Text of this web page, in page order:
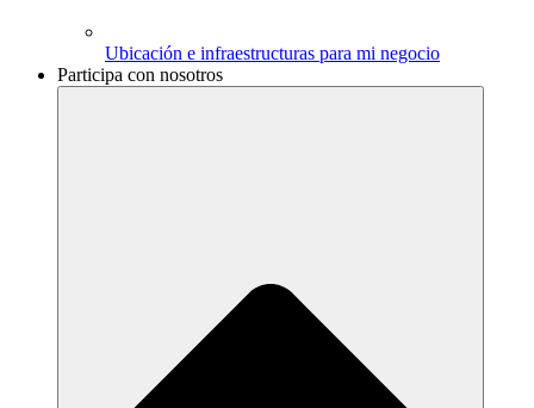
Ubicación e infraestructuras para mi negocio
Participa con nosotros